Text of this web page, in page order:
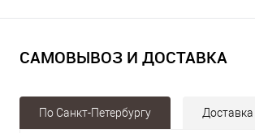
САМОВЫВОЗ И ДОСТАВКА
По Санкт-Петербургу